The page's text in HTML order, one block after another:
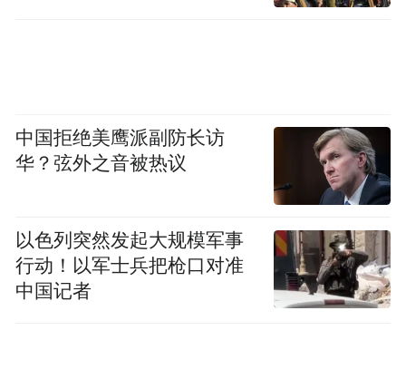
中国拒绝美鹰派副防长访
华？弦外之音被热议
以色列突然发起大规模军事
行动！以军士兵把枪口对准
中国记者